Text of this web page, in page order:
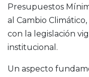
Presupuestos
al Cambio
con la legislación
institucional.
Un aspecto